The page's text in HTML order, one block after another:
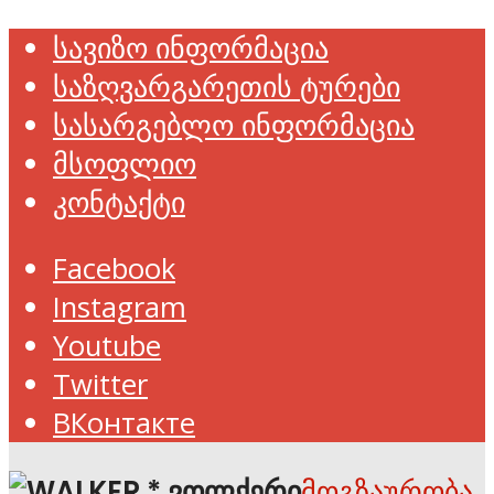
სავიზო ინფორმაცია
საზღვარგარეთის ტურები
სასარგებლო ინფორმაცია
მსოფლიო
კონტაქტი
Facebook
Instagram
Youtube
Twitter
ВКонтакте